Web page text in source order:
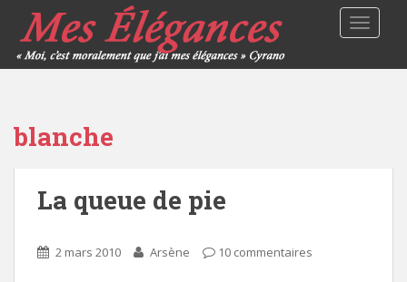
blanche
La queue de pie
2 mars 2010 Arsène 10 commentaires